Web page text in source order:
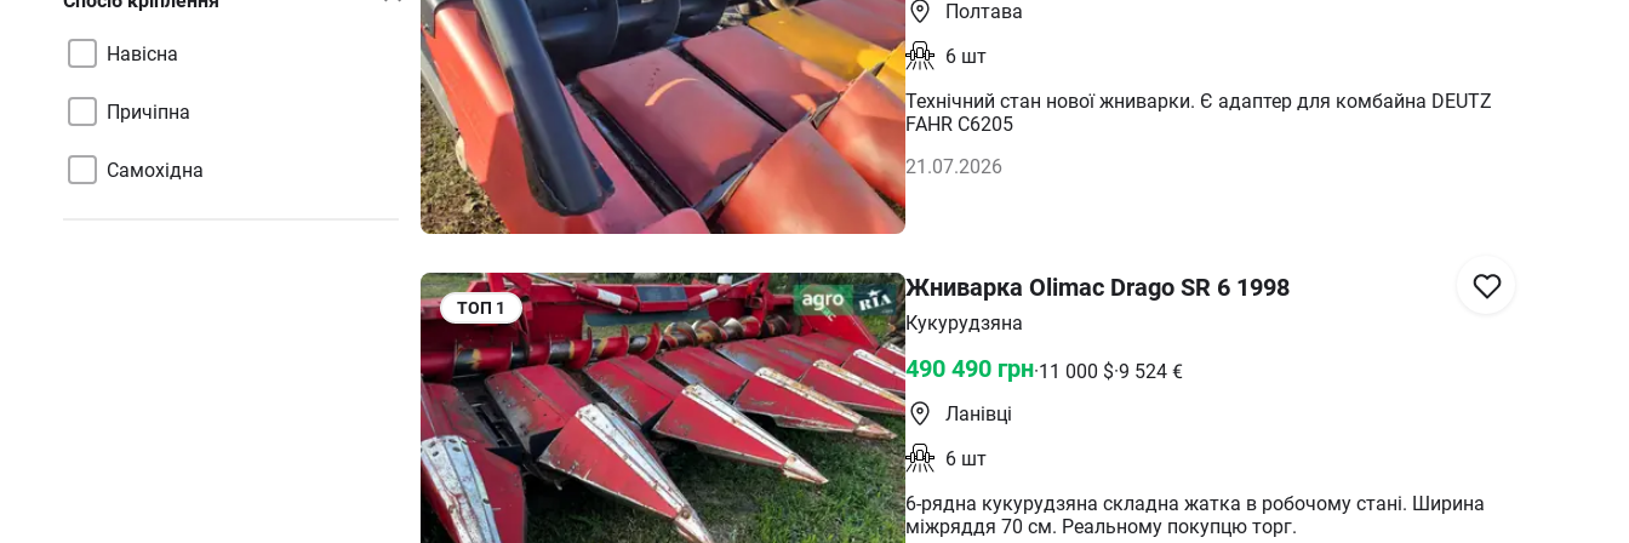
Навісна
Причіпна
Самохідна
Полтава
6 шт
Технічний стан нової жниварки. Є адаптер для комбайна DEUTZ
FAHR C6205
21.07.2026
ТОП 1
Жниварка Olimac Drago SR 6 1998
Кукурудзяна
490 490 грн·11 000 $·9 524 €
Ланівці
6 шт
6-рядна кукурудзяна складна жатка в робочому стані. Ширина
міжряддя 70 см. Реальному покупцю торг.